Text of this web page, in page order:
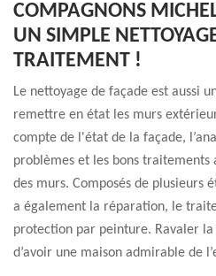
COMPAGNONS
UN SIMPLE
TRAITEMENT !
Le nettoyage de façade est aussi
remettre en état les murs
compte de l'état de la façade,
problèmes et les bons traitements
des murs. Composés de plusieurs
a également la réparation, le
protection par peinture. Ravaler la
d’avoir une maison admirable de